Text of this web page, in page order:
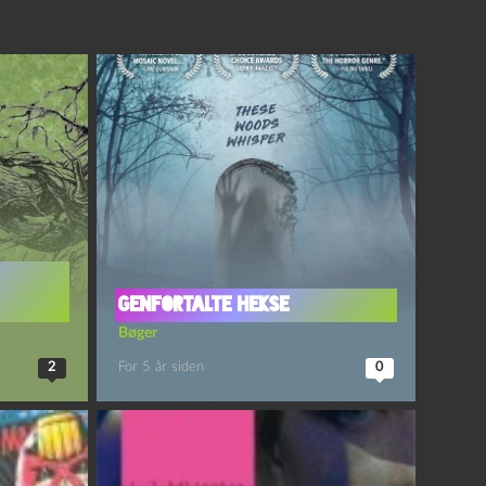
2
Genfortalte hekse
Bøger
For 5 år siden 0